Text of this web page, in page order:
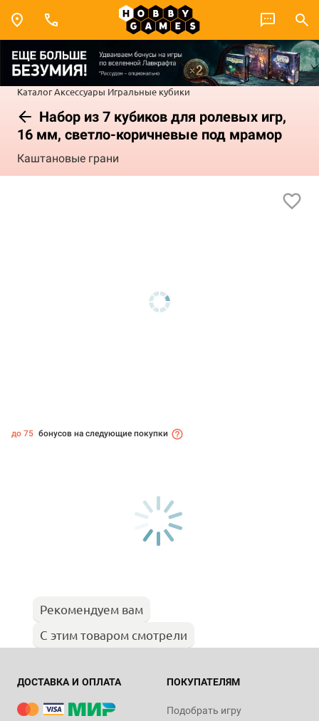
КаталогАксессуары Игральные кубики
Набор из 7 кубиков для ролевых игр,
16 мм, светло-коричневые под мрамор
Каштановые грани
до 75 бонусов на следующие покупки
Рекомендуем вам
С этим товаром смотрели
ДОСТАВКА И ОПЛАТА ПОКУПАТЕЛЯМ
Подобрать игру